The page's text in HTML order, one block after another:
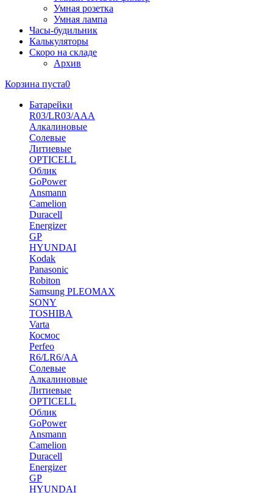
Умная розетка
Умная лампа
Часы-будильник
Калькуляторы
Скоро на складе
Архив
Корзина пуста0
Батарейки
R03/LR03/AAA
Алкалиновые
Солевые
Литиевые
OPTICELL
Облик
GoPower
Ansmann
Camelion
Duracell
Energizer
GP
HYUNDAI
Kodak
Panasonic
Robiton
Samsung PLEOMAX
SONY
TOSHIBA
Varta
Космос
Perfeo
R6/LR6/AA
Солевые
Алкалиновые
Литиевые
OPTICELL
Облик
GoPower
Ansmann
Camelion
Duracell
Energizer
GP
HYUNDAI